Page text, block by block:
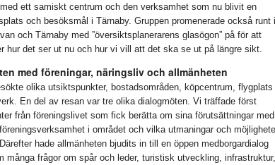
ett samiskt centrum och den verksamhet som nu blivit en
och besöksmål i Tärnaby. Gruppen promenerade också runt i
och Tärnaby med ”översiktsplanerarens glasögon” på för att
hur det ser ut nu och hur vi vill att det ska se ut på längre sikt.
med föreningar, näringsliv och allmänheten
olika utsiktspunkter, bostadsområden, köpcentrum, flygplats
En del av resan var tre olika dialogmöten. Vi träffade först
från föreningslivet som fick berätta om sina förutsättningar med
i området och vilka utmaningar och
hade allmänheten bjudits in till en öppen medborgardialog
många frågor om spår och leder, turistisk utveckling, infrastruktur,